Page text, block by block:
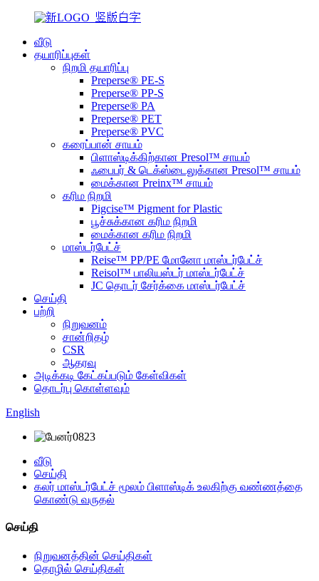
வீடு
தயாரிப்புகள்
நிறமி தயாரிப்பு
Preperse® PE-S
Preperse® PP-S
Preperse® PA
Preperse® PET
Preperse® PVC
கரைப்பான் சாயம்
பிளாஸ்டிக்கிற்கான Presol™ சாயம்
ஃபைபர் & டெக்ஸ்டைலுக்கான Presol™ சாயம்
மைக்கான Preinx™ சாயம்
கரிம நிறமி
Pigcise™ Pigment for Plastic
பூச்சுக்கான கரிம நிறமி
மைக்கான கரிம நிறமி
மாஸ்டர்பேட்ச்
Reise™ PP/PE மோனோ மாஸ்டர்பேட்ச்
Reisol™ பாலியஸ்டர் மாஸ்டர்பேட்ச்
JC தொடர் சேர்க்கை மாஸ்டர்பேட்ச்
செய்தி
பற்றி
நிறுவனம்
சான்றிதழ்
CSR
ஆதரவு
அடிக்கடி கேட்கப்படும் கேள்விகள்
தொடர்பு கொள்ளவும்
English
வீடு
செய்தி
கலர் மாஸ்டர்பேட்ச் மூலம் பிளாஸ்டிக் உலகிற்கு வண்ணத்தை
கொண்டு வருதல்
செய்தி
நிறுவனத்தின் செய்திகள்
தொழில் செய்திகள்